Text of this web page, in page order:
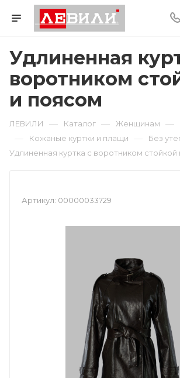
Удлиненная
воротником
и поясом
ЛЕВИЛИ — Каталог — Женщинам —
— Кожаные куртки и плащи — Без
Удлиненная куртка с воротником стойкой
Артикул: 00000033729